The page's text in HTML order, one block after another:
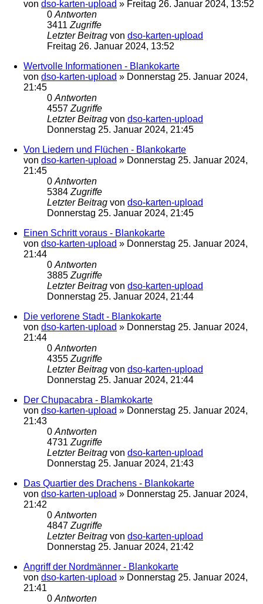
von dso-karten-upload » Freitag 26. Januar 2024, 13:52
0Antworten
3411Zugriffe
Letzter Beitrag von dso-karten-upload
Freitag 26. Januar 2024, 13:52
Wertvolle Informationen - Blankokarte
von dso-karten-upload » Donnerstag 25. Januar 2024,
21:45
0Antworten
4557Zugriffe
Letzter Beitrag von dso-karten-upload
Donnerstag 25. Januar 2024, 21:45
Von Liedern und Flüchen - Blankokarte
von dso-karten-upload » Donnerstag 25. Januar 2024,
21:45
0Antworten
5384Zugriffe
Letzter Beitrag von dso-karten-upload
Donnerstag 25. Januar 2024, 21:45
Einen Schritt voraus - Blankokarte
von dso-karten-upload » Donnerstag 25. Januar 2024,
21:44
0Antworten
3885Zugriffe
Letzter Beitrag von dso-karten-upload
Donnerstag 25. Januar 2024, 21:44
Die verlorene Stadt - Blankokarte
von dso-karten-upload » Donnerstag 25. Januar 2024,
21:44
0Antworten
4355Zugriffe
Letzter Beitrag von dso-karten-upload
Donnerstag 25. Januar 2024, 21:44
Der Chupacabra - Blamkokarte
von dso-karten-upload » Donnerstag 25. Januar 2024,
21:43
0Antworten
4731Zugriffe
Letzter Beitrag von dso-karten-upload
Donnerstag 25. Januar 2024, 21:43
Das Quartier des Drachens - Blankokarte
von dso-karten-upload » Donnerstag 25. Januar 2024,
21:42
0Antworten
4847Zugriffe
Letzter Beitrag von dso-karten-upload
Donnerstag 25. Januar 2024, 21:42
Angriff der Nordmänner - Blankokarte
von dso-karten-upload » Donnerstag 25. Januar 2024,
21:41
0Antworten